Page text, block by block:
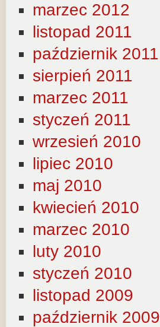
marzec 2012
listopad 2011
październik 2011
sierpień 2011
marzec 2011
styczeń 2011
wrzesień 2010
lipiec 2010
maj 2010
kwiecień 2010
marzec 2010
luty 2010
styczeń 2010
listopad 2009
październik 2009